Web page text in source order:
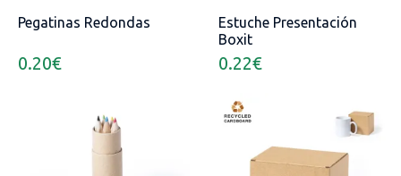
Pegatinas Redondas
0.20€
Estuche Presentación
Boxit
0.22€